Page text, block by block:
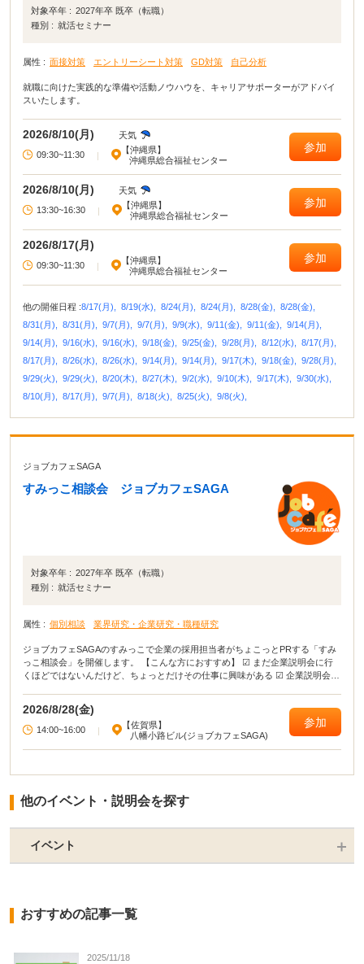
対象卒年 : 2027年卒 既卒（転職）
種別 : 就活セミナー
属性 : 面接対策 エントリーシート対策 GD対策 自己分析
就職に向けた実践的な準備や活動ノウハウを、キャリアサポーターがアドバイ
スいたします。
2026/8/10(月)
天気
09:30~11:30
|
【沖縄県】
沖縄県総合福祉センター
参加
2026/8/10(月)
天気
13:30~16:30
|
【沖縄県】
沖縄県総合福祉センター
参加
2026/8/17(月)
09:30~11:30 |
【沖縄県】
沖縄県総合福祉センター
参加
他の開催日程 :8/17(月), 8/19(水), 8/24(月), 8/24(月), 8/28(金),
8/28(金),
8/31(月),
8/31(月), 9/7(月), 9/7(月), 9/9(水), 9/11(金), 9/11(金),
9/14(月),
9/14(月),
9/16(水), 9/16(水), 9/18(金), 9/25(金), 9/28(月), 8/12(水),
8/17(月),
8/17(月),
8/26(水), 8/26(水), 9/14(月), 9/14(月), 9/17(木), 9/18(金),
9/28(月),
9/29(火),
9/29(火), 8/20(木), 8/27(木), 9/2(水), 9/10(木), 9/17(木),
9/30(水),
8/10(月),
8/17(月), 9/7(月), 8/18(火), 8/25(火), 9/8(火),
ジョブカフェSAGA
すみっこ相談会 ジョブカフェSAGA
対象卒年 : 2027年卒 既卒（転職）
種別 : 就活セミナー
属性 : 個別相談 業界研究・企業研究・職種研究
ジョブカフェSAGAのすみっこで企業の採用担当者がちょこっとPRする「すみ
っこ相談会」を開催します。 【こんな方におすすめ】 ☑ まだ企業説明会に行
くほどではないんだけど、ちょっとだけその仕事に興味がある ☑ 企業説明会で
2026/8/28(金)
14:00~16:00 |
【佐賀県】
八幡小路ビル(ジョブカフェSAGA)
参加
他のイベント・説明会を探す
イベント
おすすめの記事一覧
2025/11/18